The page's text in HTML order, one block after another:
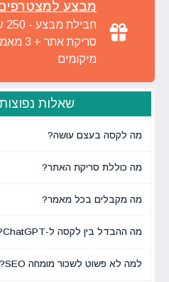
מבצע
חבילת מבצע - 250 ש"ח ל-14 ימים!
מיקומים
שאלות
מה לקסה בעצם עושה?
מה כוללת סריקת האתר?
מה מקבלים בכל מאמר?
מה ההבדל בין לקסה ל-ChatGPT?
למה לא פשוט לשכור מומחה SEO?